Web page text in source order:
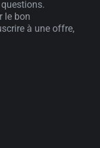
le bon
à une offre,